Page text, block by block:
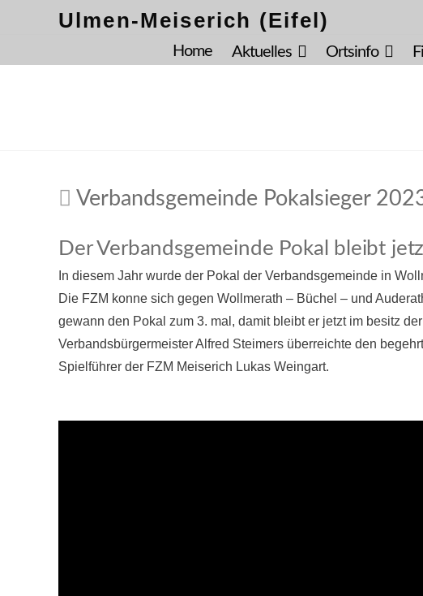
Ulmen-Meiserich (Eifel)
Home Aktuelles Ortsinfo
Verbandsgemeinde Pokalsieger
Der Verbandsgemeinde Pokal bleibt
In diesem Jahr wurde der Pokal der Verbandsgemeinde in
Die FZM konne sich gegen Wollmerath – Büchel – und
gewann den Pokal zum 3. mal, damit bleibt er jetzt im besitz
Verbandsbürgermeister Alfred Steimers überreichte den
Spielführer der FZM Meiserich Lukas Weingart.